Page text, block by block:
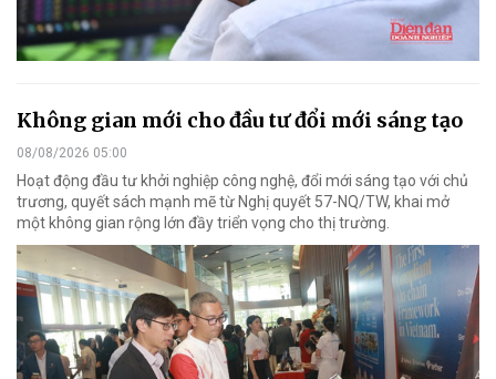
Không gian mới cho đầu tư đổi mới sáng tạo
08/08/2026 05:00
Hoạt động đầu tư khởi nghiệp công nghệ, đổi mới sáng tạo với chủ
trương, quyết sách mạnh mẽ từ Nghị quyết 57-NQ/TW, khai mở
một không gian rộng lớn đầy triển vọng cho thị trường.